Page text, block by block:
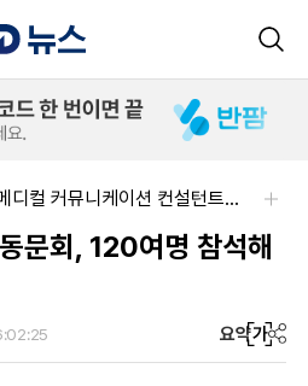
주식회사 에일리크-메디컬 커뮤니케이션 컨설턴트(Associate) / 메디컬라이터 채용
문회, 120여명 참석해
요약가